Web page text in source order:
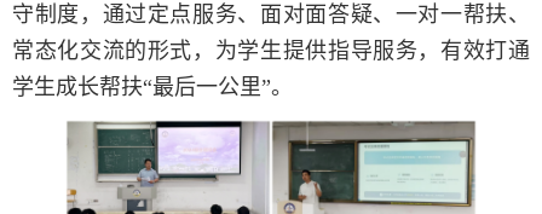
守制度，通过定点服务、面对面答疑、一对一帮扶、
常态化交流的形式，为学生提供指导服务，有效打通
学生成长帮扶“最后一公里”。